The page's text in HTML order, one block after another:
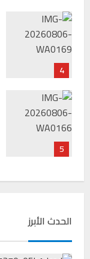
4
5
الحدث الأبرز